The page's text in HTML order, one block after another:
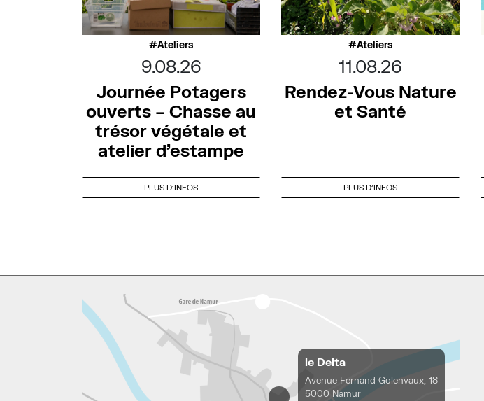
Ateliers
9.08.26
Journée Potagers
ouverts – Chasse au
trésor végétale et
atelier d’estampe
PLUS D'INFOS
Ateliers
11.08.26
Rendez-Vous Nature
et Santé
PLUS D'INFOS
le Delta
Avenue Fernand Golenvaux, 18
5000 Namur